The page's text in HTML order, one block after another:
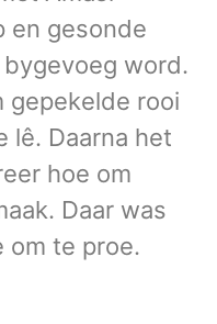
en gesonde
bygevoeg word.
gepekelde rooi
lê. Daarna het
hoe om
Daar was
om te proe.